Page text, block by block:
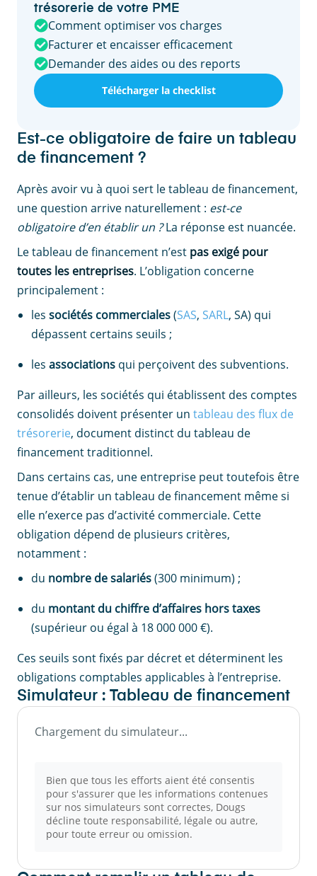
trésorerie de votre PME
Comment optimiser vos charges
Facturer et encaisser efficacement
Demander des aides ou des reports
Télécharger la checklist
Est-ce obligatoire de faire un tableau
de financement ?
Après avoir vu à quoi sert le tableau de financement,
une question arrive naturellement : est-ce
obligatoire d’en établir un ?La réponse est nuancée.
Le tableau de financement n’est pas exigé pour
toutes les entreprises. L’obligation concerne
principalement :
les sociétés commerciales(SAS, SARL, SA) qui
dépassent certains seuils ;
les associations qui perçoivent des subventions.
Par ailleurs, les sociétés qui établissent des comptes
consolidés doivent présenter un tableau des flux de
trésorerie, document distinct du tableau de
financement traditionnel.
Dans certains cas, une entreprise peut toutefois être
tenue d’établir un tableau de financement même si
elle n’exerce pas d’activité commerciale. Cette
obligation dépend de plusieurs critères,
notamment :
du nombre de salariés(300 minimum) ;
du montant du chiffre d’affaires hors taxes
(supérieur ou égal à 18 000 000 €).
Ces seuils sont fixés par décret et déterminent les
obligations comptables applicables à l’entreprise.
Simulateur : Tableau de financement
Chargement du simulateur...
Bien que tous les efforts aient été consentis
pour s'assurer que les informations contenues
sur nos simulateurs sont correctes, Dougs
décline toute responsabilité, légale ou autre,
pour toute erreur ou omission.